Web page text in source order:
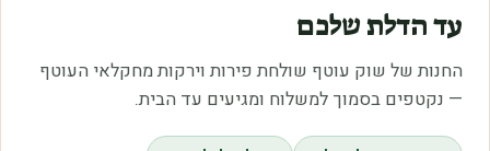
עד הדלת שלכם
החנות של שוק עוטף שולחת פירות וירקות מחקלאי העוטף
— נקטפים בסמוך למשלוח ומגיעים עד הבית.